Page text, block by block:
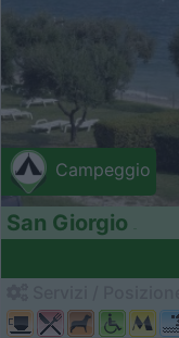
Campeggio
San Giorgio